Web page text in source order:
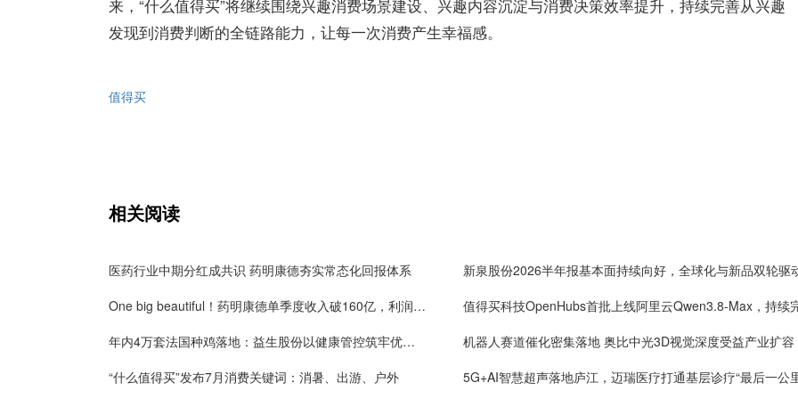
来，“什么值得买”将继续围绕兴趣消费场景建设、兴趣内容沉淀与消费决策效率提升，持续完善从兴趣
发现到消费判断的全链路能力，让每一次消费产生幸福感。
值得买
相关阅读
医药行业中期分红成共识 药明康德夯实常态化回报体系
新泉股份2026半年报基本面持续向好，全球化与新品双轮驱
One big beautiful！药明康德单季度收入破160亿，利润率首超40%
年内4万套法国种鸡落地：益生股份以健康管控筑牢优质种源竞争壁垒
机器人赛道催化密集落地 奥比中光3D视觉深度受益产业扩容
“什么值得买”发布7月消费关键词：消暑、出游、户外
5G+AI智慧超声落地庐江，迈瑞医疗打通基层诊疗“最后一公